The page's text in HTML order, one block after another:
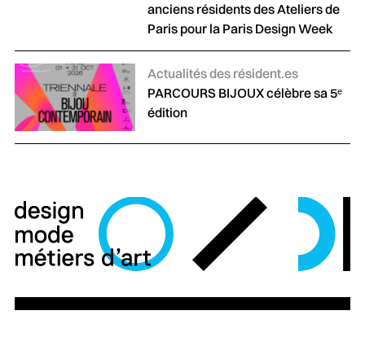
anciens résidents des Ateliers de
Paris pour la Paris Design Week
Catégories :
Actualités des résident.es
PARCOURS BIJOUX célèbre sa 5ᵉ
édition